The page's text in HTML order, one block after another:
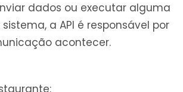
dados ou executar alguma
a API é responsável por
acontecer.